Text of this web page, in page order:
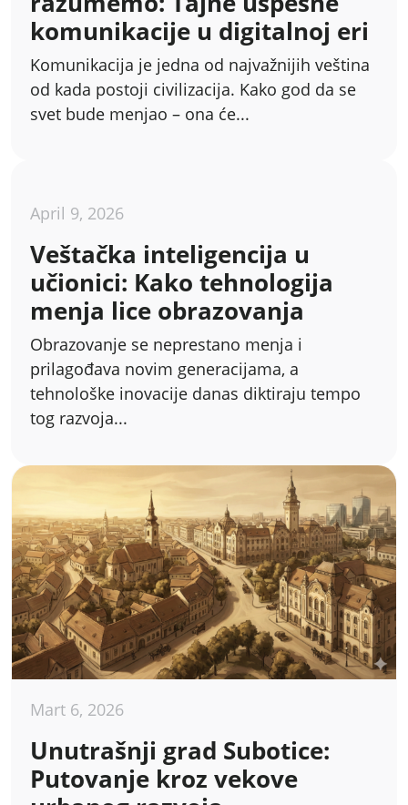
komunikacije u digitalnoj eri
Komunikacija je jedna od najvažnijih veština
od kada postoji civilizacija. Kako god da se
svet bude menjao – ona će...
April 9, 2026
Veštačka inteligencija u
učionici: Kako tehnologija
menja lice obrazovanja
Obrazovanje se neprestano menja i
prilagođava novim generacijama, a
tehnološke inovacije danas diktiraju tempo
tog razvoja...
Mart 6, 2026
Unutrašnji grad Subotice:
Putovanje kroz vekove